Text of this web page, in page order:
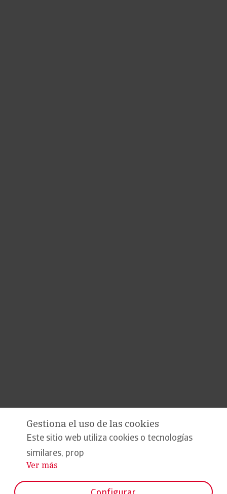
Gestiona el uso de las cookies
Este sitio web utiliza cookies o tecnologías
similares, prop
...
Ver más